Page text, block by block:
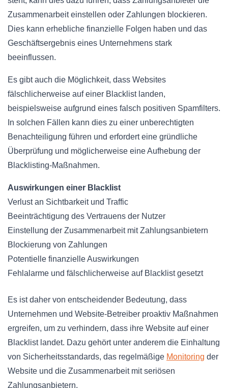
Zusammenarbeit einstellen oder Zahlungen blockieren.
Dies kann erhebliche finanzielle Folgen haben und das
Geschäftsergebnis eines Unternehmens stark
beeinflussen.
Es gibt auch die Möglichkeit, dass Websites
fälschlicherweise auf einer Blacklist landen,
beispielsweise aufgrund eines falsch positiven Spamfilters.
In solchen Fällen kann dies zu einer unberechtigten
Benachteiligung führen und erfordert eine gründliche
Überprüfung und möglicherweise eine Aufhebung der
Blacklisting-Maßnahmen.
Auswirkungen einer Blacklist
Verlust an Sichtbarkeit und Traffic
Beeinträchtigung des Vertrauens der Nutzer
Einstellung der Zusammenarbeit mit Zahlungsanbietern
Blockierung von Zahlungen
Potentielle finanzielle Auswirkungen
Fehlalarme und fälschlicherweise auf Blacklist gesetzt
Es ist daher von entscheidender Bedeutung, dass
Unternehmen und Website-Betreiber proaktiv Maßnahmen
ergreifen, um zu verhindern, dass ihre Website auf einer
Blacklist landet. Dazu gehört unter anderem die Einhaltung
von Sicherheitsstandards, das regelmäßige Monitoring der
Website und die Zusammenarbeit mit seriösen
Zahlungsanbietern.